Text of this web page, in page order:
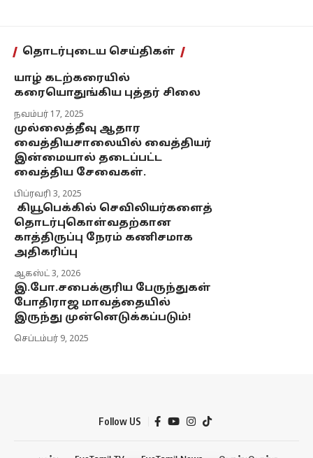
தொடர்புடைய செய்திகள்
யாழ் கடற்கரையில்
கரையொதுங்கிய புத்தர் சிலை
நவம்பர் 17, 2025
முல்லைத்தீவு ஆதார
வைத்தியசாலையில் வைத்தியர்
இன்மையால் தடைப்பட்ட
வைத்திய சேவைகள்.
பிப்ரவரி 3, 2025
கியூபெக்கில் செவிலியர்களைத்
தொடர்புகொள்வதற்கான
காத்திருப்பு நேரம் கணிசமாக
அதிகரிப்பு
ஆகஸ்ட் 3, 2026
இ.போ.சபைக்குரிய பேருந்துகள்
போதிராஜ மாவத்தையில்
இருந்து முன்னெடுக்கப்படும்!
செப்டம்பர் 9, 2025
Follow US